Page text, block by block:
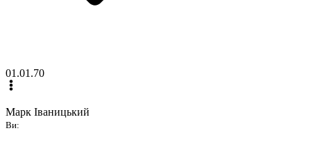
01.01.70
Марк Іваницький
Ви: